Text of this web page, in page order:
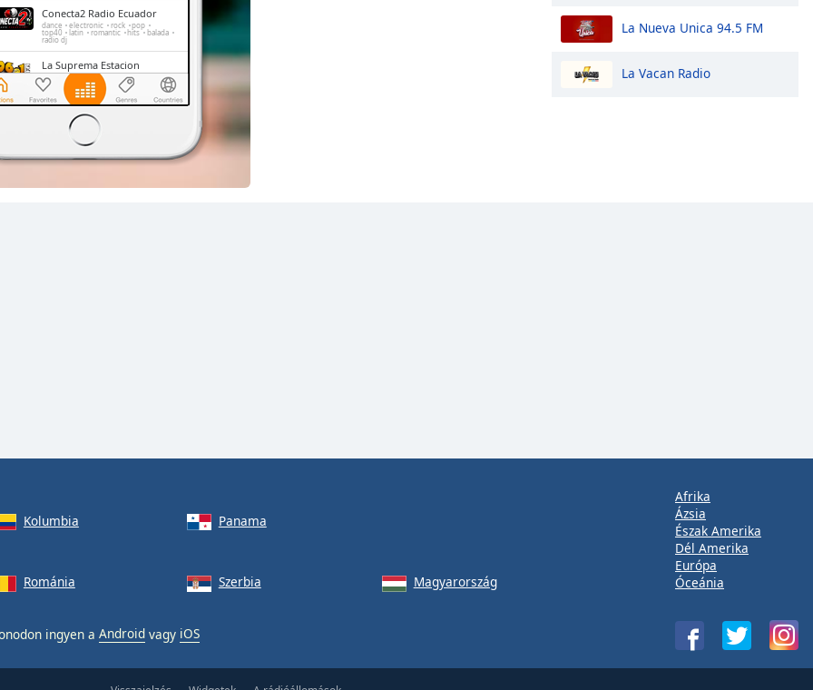
Conecta2 Radio Ecuador
dance electronic rock pop
top40 latin romantic hits balada
radio dj
La Suprema Estacion
pop talk top40
La Radio Redonda
talk sports
Radio Caravana
La Nueva Unica 94.5 FM
La Vacan Radio
Kolumbia Panama
Románia Szerbia Magyarország
ingyen a Android vagy iOS
Afrika
Ázsia
Észak Amerika
Dél Amerika
Európa
Óceánia